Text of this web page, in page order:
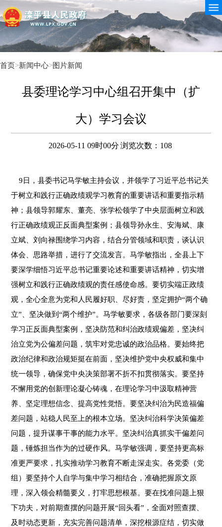
首页>新闻中心>图片新闻
县委理论学习中心组召开集中（扩
大）学习会议
2026-05-11 09时00分 浏览次数： 108
9日，县委书记马学敏主持会议，并领学了习近平总书记关
于树立和践行正确政绩观学习教育的重要讲话和重要指示精
神；县领导郭耀东、董亮、张学松领学了中央层面树立和践
行正确政绩观正反面典型案例；县领导孙永生、安海斌、康
立斌、刘向禄围绕学习内容，结合分管领域和职责，谈认识
体会、思路举措，进行了交流发言。马学敏指出，全县上下
要深学细悟习近平总书记重要论述和重要讲话精神，切实增
强树立和践行正确政绩观的责任感使命感。要切实端正政绩
观，全心全意为党和人民履好职、尽好责，坚定拥护“两个确
立”、坚决做到“两个维护”。马学敏要求，各级各部门要深刻
学习正反面典型案例，坚决防范和纠治政绩观偏差，坚决纠
治立党为公偏差问题，筑牢对党忠诚的政治品格。要始终把
政治纪律和政治规矩挺在前面，坚决维护党中央权威和集中
统一领导，确保党中央决策部署不折不扣贯彻落实。要坚持
不懈用党的创新理论凝心铸魂，在理论学习中汲取精神营
养、坚定理想信念、提高党性觉悟。要坚决纠治为民造福偏
差问题，站稳人民至上的根本立场。坚决纠治科学决策偏差
问题，提升谋事干事的能力水平。坚决纠治真抓实干偏差问
题，锤炼担当作为的过硬作风。马学敏强调，要坚持更高标
准更严要求，扎实推动学习教育不断走深走实。各党委（党
组）要坚持个人自学与集中学习相结合，准确把握原文原
理，深入领会精髓要义，打牢思想根基。要在找准问题上狠
下功夫，对前期查摆的问题开展“回头看”，全面对照查摆、
及时动态更新，充实完善问题清单，深挖根源症结，切实做